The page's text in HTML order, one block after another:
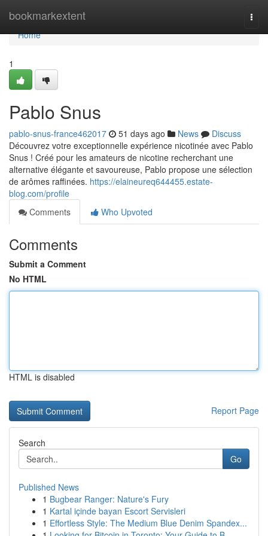
bookmarkextent
Home
Home
1
Pablo Snus
pablo-snus-france462017 51 days ago News
Discuss
Découvrez votre exceptionnelle expérience nicotinée avec Pablo
Snus ! Créé pour les amateurs de nicotine recherchant une
alternative élégante et savoureuse, Pablo propose une sélection
de arômes raffinées. https://elaineureq644455.estate-
blog.com/profile
Comments
Who Upvoted
Comments
Submit a Comment
No HTML
HTML is disabled
Report Page
Search
Go
Published News
1 Bugbear Ranger: Nature's Fury
1 Kartal içinde bayan Escort Servisleri
1 Effortless Style: The Medium Blue Denim Spandex...